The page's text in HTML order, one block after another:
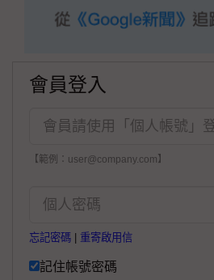
會員登入
【範例：user@company.com】
忘記密碼 重寄啟用信
記住帳號密碼